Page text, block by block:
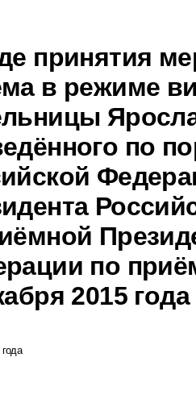
принятия
в режиме
по
по
2015 года